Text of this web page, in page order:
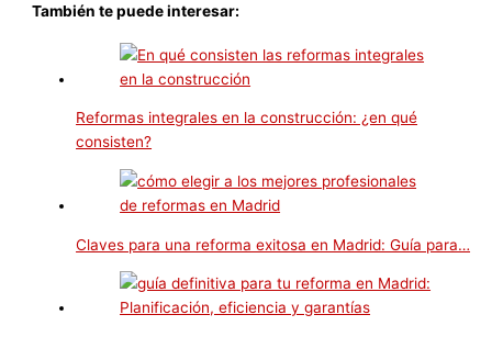
También te puede interesar:
Reformas integrales en la construcción: ¿en qué
consisten?
Claves para una reforma exitosa en Madrid: Guía para…